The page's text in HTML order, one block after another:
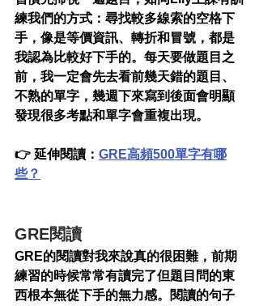
練我們的方式：尋找較多線索的空格下
手，像是等價資訊、轉折和冒號，都是
我認為比較好下手的。每天要做題目之
前，我一定會先去看前幾天錯的題目、
不熟的單字，幾週下來寫到後面會明顯
發現很多考點和單字會重複出現。
👉 延伸閱讀： GRE高頻500單字有哪
些？
GRE閱讀
GRE的閱讀對我來說真的很困難，前期
練習的時候常常有讀完了但題目問的東
西根本無從下手的無力感。閱讀的句子